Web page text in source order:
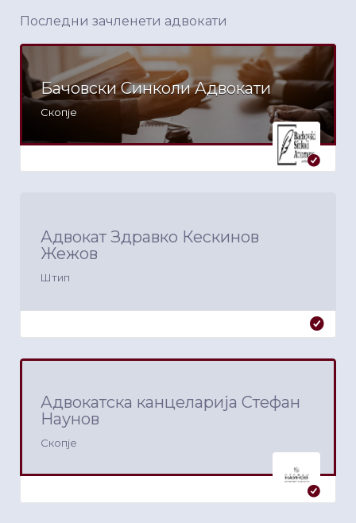
Последни зачленети адвокати
Бачовски Синколи Адвокати
Скопје
Адвокат Здравко Кескинов
Жежов
Штип
Адвокатска канцеларија Стефан
Наунов
Скопје